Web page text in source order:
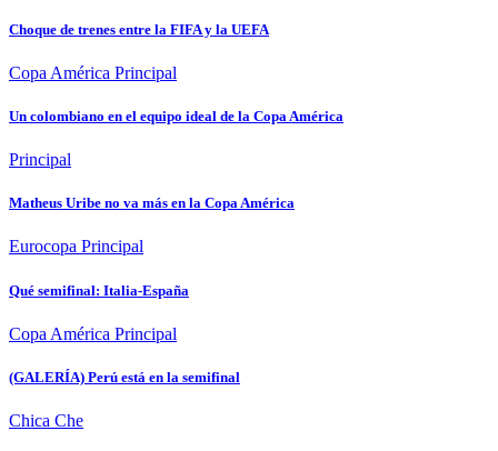
Choque de trenes entre la FIFA y la UEFA
Copa América Principal
Un colombiano en el equipo ideal de la Copa América
Principal
Matheus Uribe no va más en la Copa América
Eurocopa Principal
Qué semifinal: Italia-España
Copa América Principal
(GALERÍA) Perú está en la semifinal
Chica Che